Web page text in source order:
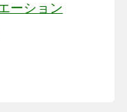
ーション